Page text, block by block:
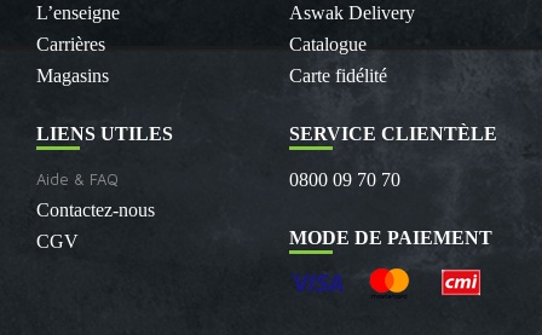
L’enseigne
Carrières
Magasins
Aswak Delivery
Catalogue
Carte fidélité
LIENS UTILES
Aide & FAQ
Contactez-nous
CGV
SERVICE CLIENTÈLE
0800 09 70 70
MODE DE PAIEMENT